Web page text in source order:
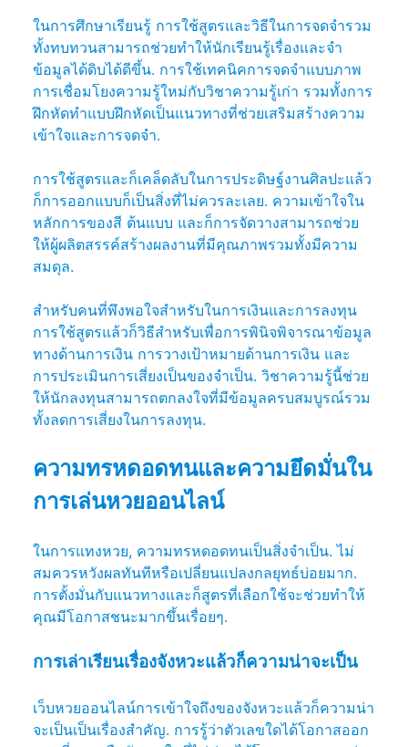
ในการศึกษาเรียนรู้ การใช้สูตรและวิธีในการจดจำรวม
ทั้งทบทวนสามารถช่วยทำให้นักเรียนรู้เรื่องและจำ
ข้อมูลได้ดิบได้ดีขึ้น. การใช้เทคนิคการจดจำแบบภาพ
การเชื่อมโยงความรู้ใหม่กับวิชาความรู้เก่า รวมทั้งการ
ฝึกหัดทำแบบฝึกหัดเป็นแนวทางที่ช่วยเสริมสร้างความ
เข้าใจและการจดจำ.
การใช้สูตรและก็เคล็ดลับในการประดิษฐ์งานศิลปะแล้ว
ก็การออกแบบก็เป็นสิ่งที่ไม่ควรละเลย. ความเข้าใจใน
หลักการของสี ต้นแบบ และก็การจัดวางสามารถช่วย
ให้ผู้ผลิตสรรค์สร้างผลงานที่มีคุณภาพรวมทั้งมีความ
สมดุล.
สำหรับคนที่พึงพอใจสำหรับในการเงินและการลงทุน
การใช้สูตรแล้วก็วิธีสำหรับเพื่อการพินิจพิจารณาข้อมูล
ทางด้านการเงิน การวางเป้าหมายด้านการเงิน และ
การประเมินการเสี่ยงเป็นของจำเป็น. วิชาความรู้นี้ช่วย
ให้นักลงทุนสามารถตกลงใจที่มีข้อมูลครบสมบูรณ์รวม
ทั้งลดการเสี่ยงในการลงทุน.
ความทรหดอดทนและความยึดมั่นใน
การเล่นหวยออนไลน์
ในการแทงหวย, ความทรหดอดทนเป็นสิ่งจำเป็น. ไม่
สมควรหวังผลทันทีหรือเปลี่ยนแปลงกลยุทธ์บ่อยมาก.
การตั้งมั่นกับแนวทางและก็สูตรที่เลือกใช้จะช่วยทำให้
คุณมีโอกาสชนะมากขึ้นเรื่อยๆ.
การเล่าเรียนเรื่องจังหวะแล้วก็ความน่าจะเป็น
เว็บหวยออนไลน์การเข้าใจถึงของจังหวะแล้วก็ความน่า
จะเป็นเป็นเรื่องสำคัญ. การรู้ว่าตัวเลขใดได้โอกาสออก